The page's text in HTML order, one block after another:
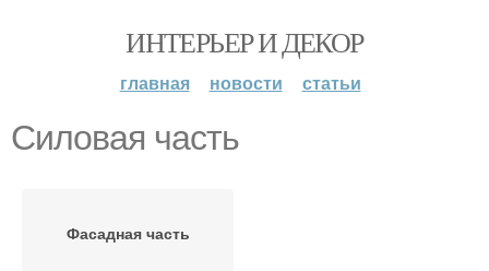
ИНТЕРЬЕР И ДЕКОР
главная новости статьи
Силовая часть
Фасадная часть